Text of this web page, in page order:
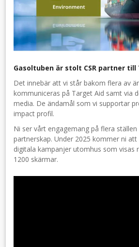
Gasoltuben är stolt CSR partner till
Det innebär att vi står bakom flera av
kommuniceras på Target Aid samt via
media. De ändamål som vi supportar
impact profil.
Ni ser vårt engagemang på flera
partnerskap. Under 2025 kommer ni
digitala kampanjer utomhus som visas
1200 skärmar.